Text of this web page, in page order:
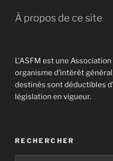
À propos de ce site
L'ASFM est une
organisme d’intérêt
destinés sont déductibles
législation en vigueur.
RECHERCHER